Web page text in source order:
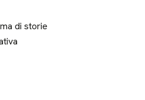
di storie